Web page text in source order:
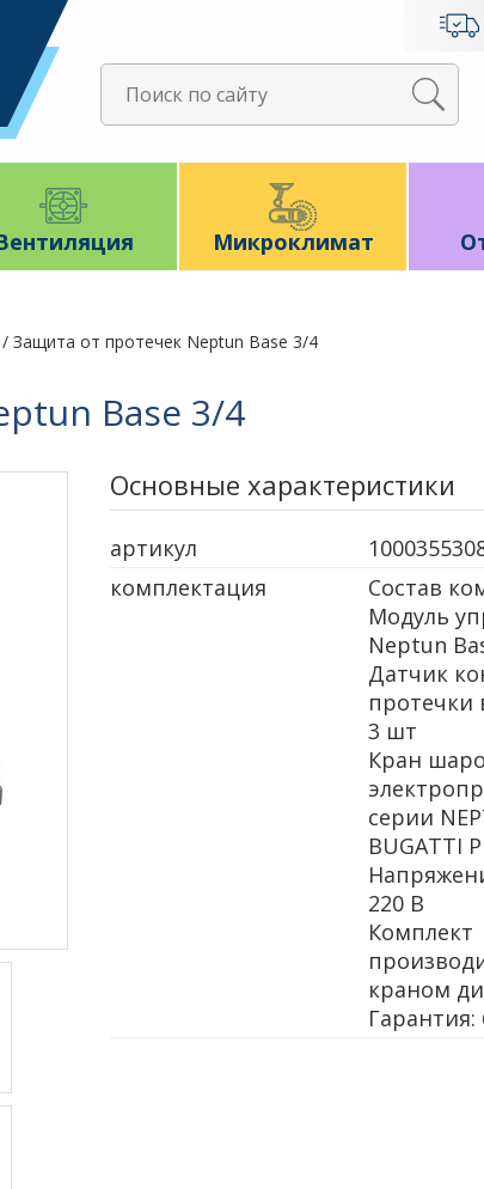
Микроклимат
/ Защита от протечек Neptun Base 3/4
Base 3/4
Основные характеристики
артикул
комплектация
Состав
Модуль
Neptun
Датчик
протечки
3 шт
Кран
серии
BUGATTI
220 В
Комплект
краном
Гарантия: